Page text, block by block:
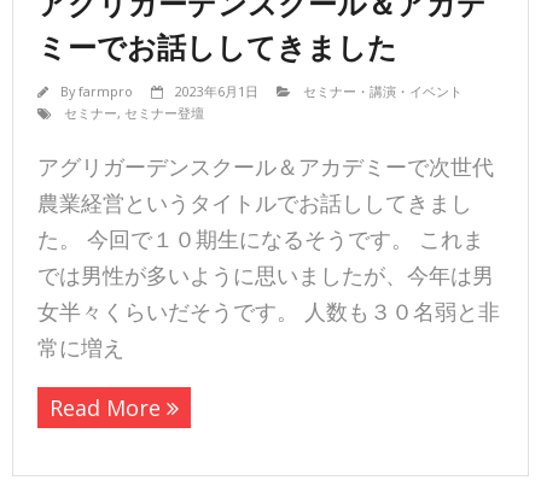
ミーでお話ししてきました
Byfarmpro 2023年6月1日
セミナー・講演・イベント
セミナー, セミナー登壇
アグリガーデンスクール＆アカデミーで次世代
農業経営というタイトルでお話ししてきまし
た。 今回で１０期生になるそうです。 これま
では男性が多いように思いましたが、今年は男
女半々くらいだそうです。 人数も３０名弱と非
常に増え
Read More